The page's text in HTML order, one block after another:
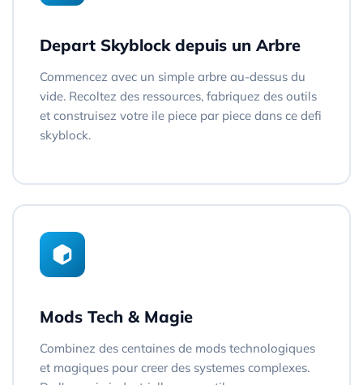
Depart Skyblock depuis un Arbre
Commencez avec un simple arbre au-dessus du
vide. Recoltez des ressources, fabriquez des outils
et construisez votre ile piece par piece dans ce defi
skyblock.
Mods Tech & Magie
Combinez des centaines de mods technologiques
et magiques pour creer des systemes complexes.